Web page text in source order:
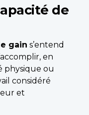
de
gain s’entend
en
physique ou
considéré
et